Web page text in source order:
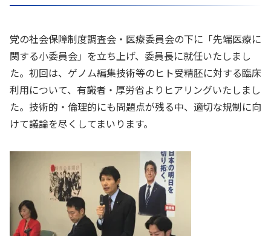
党の社会保障制度調査会・医療委員会の下に「先端医療に
関する小委員会」を立ち上げ、委員長に就任いたしまし
た。初回は、ゲノム編集技術等のヒト受精胚に対する臨床
利用について、有識者・厚労省よりヒアリングいたしまし
た。技術的・倫理的にも問題点が残る中、適切な規制に向
けて議論を尽くしてまいります。